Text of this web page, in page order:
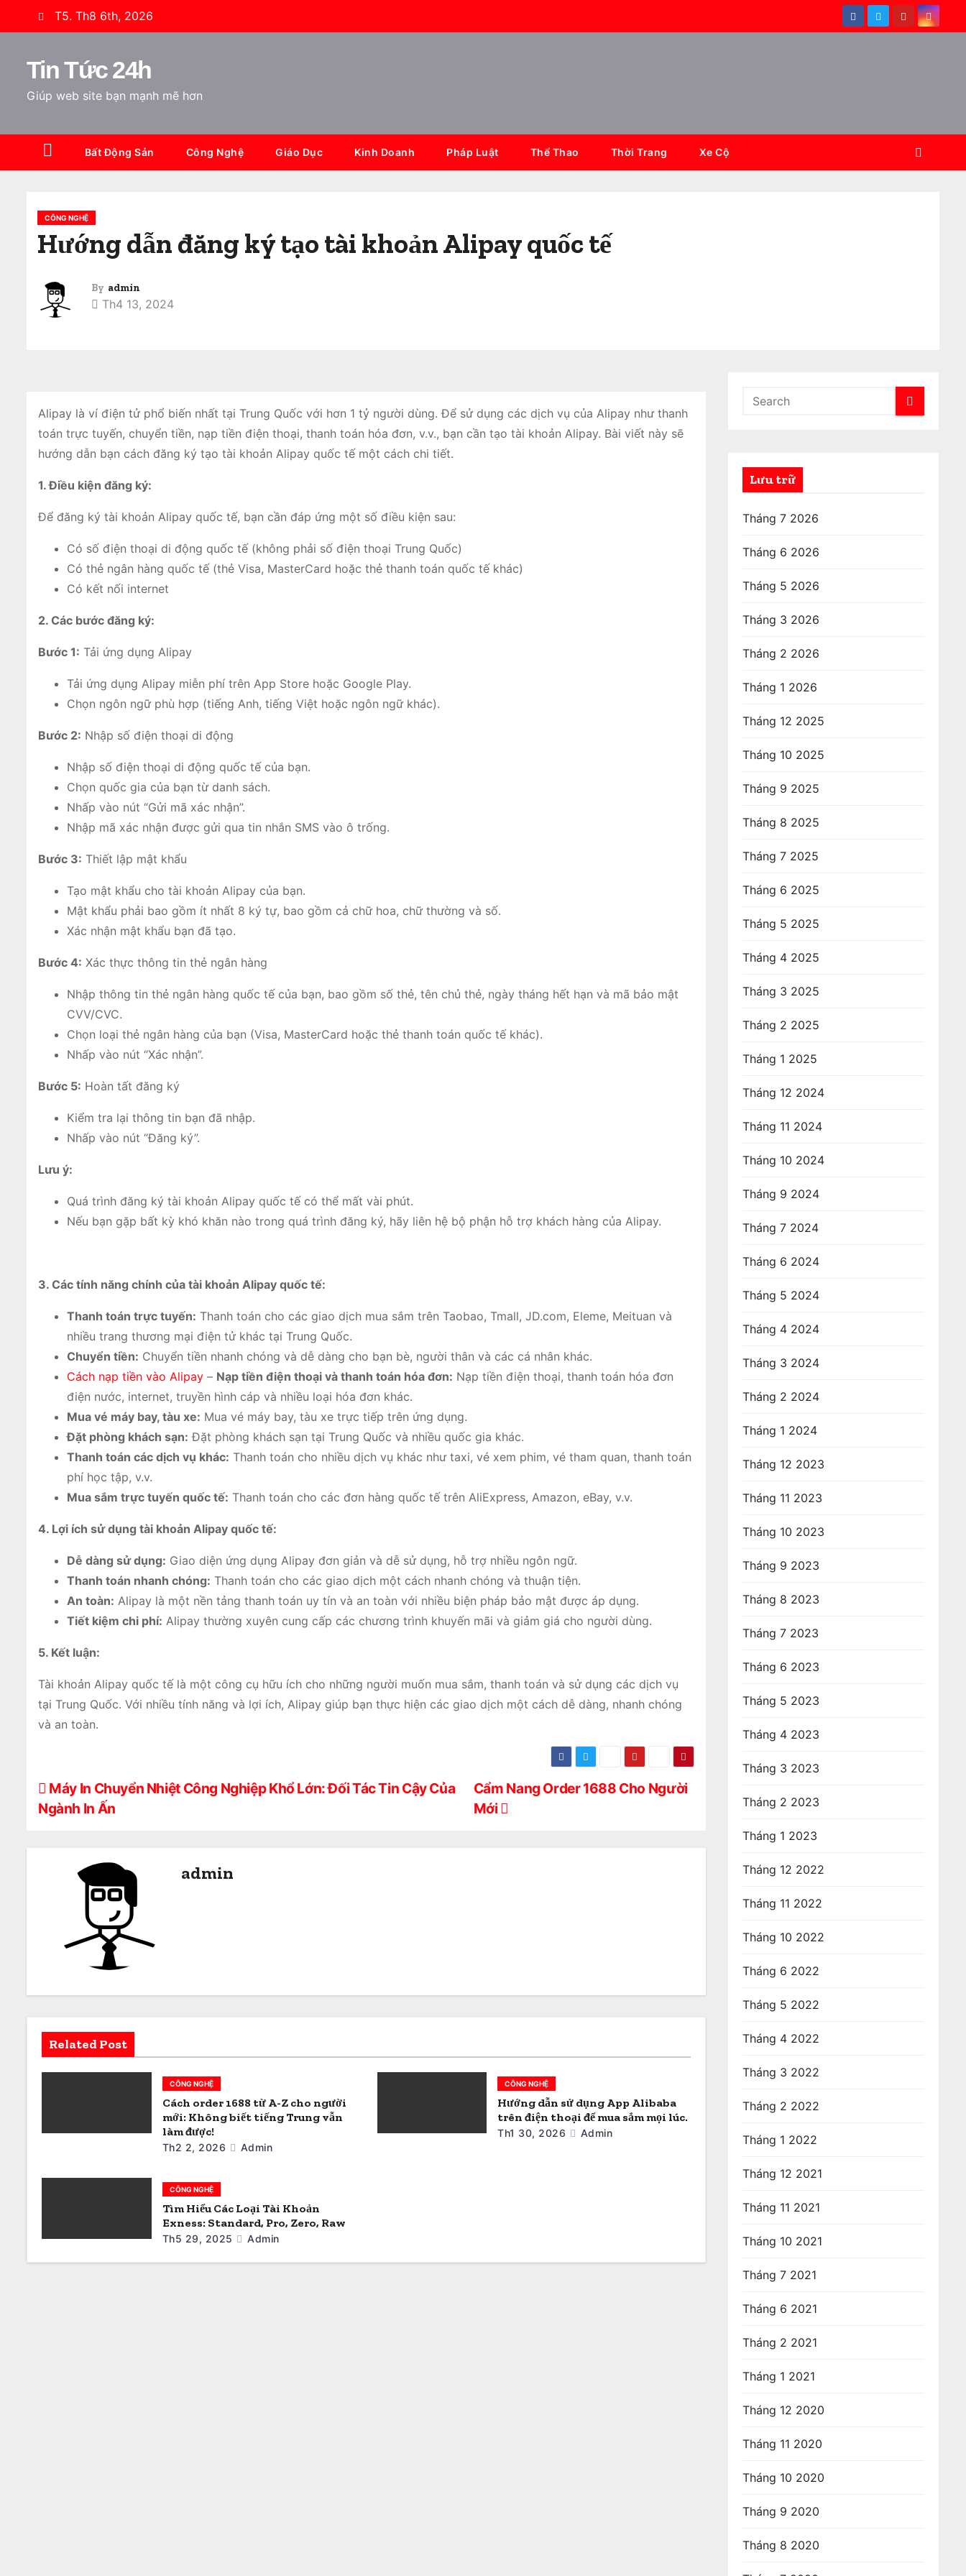
k
n
T5. Th8 6th, 2026
Tin Tức 24h
Giúp web site bạn mạnh mẽ hơn
Bất Động Sản Công Nghệ Giáo Dục Kinh Doanh Pháp Luật Thể Thao Thời Trang Xe Cộ
CÔNG NGHỆ
Hướng dẫn đăng ký tạo tài khoản Alipay quốc tế
By admin
Th4 13, 2024
Alipay là ví điện tử phổ biến nhất tại Trung Quốc với hơn 1 tỷ người dùng. Để sử dụng các dịch vụ của Alipay như thanh
toán trực tuyến, chuyển tiền, nạp tiền điện thoại, thanh toán hóa đơn, v.v., bạn cần tạo tài khoản Alipay. Bài viết này sẽ
hướng dẫn bạn cách đăng ký tạo tài khoản Alipay quốc tế một cách chi tiết.
1. Điều kiện đăng ký:
Để đăng ký tài khoản Alipay quốc tế, bạn cần đáp ứng một số điều kiện sau:
Có số điện thoại di động quốc tế (không phải số điện thoại Trung Quốc)
Có thẻ ngân hàng quốc tế (thẻ Visa, MasterCard hoặc thẻ thanh toán quốc tế khác)
Có kết nối internet
2. Các bước đăng ký:
Bước 1: Tải ứng dụng Alipay
Tải ứng dụng Alipay miễn phí trên App Store hoặc Google Play.
Chọn ngôn ngữ phù hợp (tiếng Anh, tiếng Việt hoặc ngôn ngữ khác).
Bước 2: Nhập số điện thoại di động
Nhập số điện thoại di động quốc tế của bạn.
Chọn quốc gia của bạn từ danh sách.
Nhấp vào nút “Gửi mã xác nhận”.
Nhập mã xác nhận được gửi qua tin nhắn SMS vào ô trống.
Bước 3: Thiết lập mật khẩu
Tạo mật khẩu cho tài khoản Alipay của bạn.
Mật khẩu phải bao gồm ít nhất 8 ký tự, bao gồm cả chữ hoa, chữ thường và số.
Xác nhận mật khẩu bạn đã tạo.
Bước 4: Xác thực thông tin thẻ ngân hàng
Nhập thông tin thẻ ngân hàng quốc tế của bạn, bao gồm số thẻ, tên chủ thẻ, ngày tháng hết hạn và mã bảo mật
CVV/CVC.
Chọn loại thẻ ngân hàng của bạn (Visa, MasterCard hoặc thẻ thanh toán quốc tế khác).
Nhấp vào nút “Xác nhận”.
Bước 5: Hoàn tất đăng ký
Kiểm tra lại thông tin bạn đã nhập.
Nhấp vào nút “Đăng ký”.
Lưu ý:
Quá trình đăng ký tài khoản Alipay quốc tế có thể mất vài phút.
Nếu bạn gặp bất kỳ khó khăn nào trong quá trình đăng ký, hãy liên hệ bộ phận hỗ trợ khách hàng của Alipay.
3. Các tính năng chính của tài khoản Alipay quốc tế:
Thanh toán trực tuyến: Thanh toán cho các giao dịch mua sắm trên Taobao, Tmall, JD.com, Eleme, Meituan và
nhiều trang thương mại điện tử khác tại Trung Quốc.
Chuyển tiền: Chuyển tiền nhanh chóng và dễ dàng cho bạn bè, người thân và các cá nhân khác.
Cách nạp tiền vào Alipay – Nạp tiền điện thoại và thanh toán hóa đơn: Nạp tiền điện thoại, thanh toán hóa đơn
điện nước, internet, truyền hình cáp và nhiều loại hóa đơn khác.
Mua vé máy bay, tàu xe: Mua vé máy bay, tàu xe trực tiếp trên ứng dụng.
Đặt phòng khách sạn: Đặt phòng khách sạn tại Trung Quốc và nhiều quốc gia khác.
Thanh toán các dịch vụ khác: Thanh toán cho nhiều dịch vụ khác như taxi, vé xem phim, vé tham quan, thanh toán
phí học tập, v.v.
Mua sắm trực tuyến quốc tế: Thanh toán cho các đơn hàng quốc tế trên AliExpress, Amazon, eBay, v.v.
4. Lợi ích sử dụng tài khoản Alipay quốc tế:
Dễ dàng sử dụng: Giao diện ứng dụng Alipay đơn giản và dễ sử dụng, hỗ trợ nhiều ngôn ngữ.
Thanh toán nhanh chóng: Thanh toán cho các giao dịch một cách nhanh chóng và thuận tiện.
An toàn: Alipay là một nền tảng thanh toán uy tín và an toàn với nhiều biện pháp bảo mật được áp dụng.
Tiết kiệm chi phí: Alipay thường xuyên cung cấp các chương trình khuyến mãi và giảm giá cho người dùng.
5. Kết luận:
Tài khoản Alipay quốc tế là một công cụ hữu ích cho những người muốn mua sắm, thanh toán và sử dụng các dịch vụ
tại Trung Quốc. Với nhiều tính năng và lợi ích, Alipay giúp bạn thực hiện các giao dịch một cách dễ dàng, nhanh chóng
và an toàn.
Đ
i
n
b
à
v
Cẩm Nang Order 1688 Cho Người
Mới
Máy In Chuyển Nhiệt Công Nghiệp Khổ Lớn: Đối Tác Tin Cậy Của
Ngành In Ấn
admin
Related Post
CÔNG NGHỆ
Cách order 1688 từ A-Z cho người
mới: Không biết tiếng Trung vẫn
làm được!
Th2 2, 2026 Admin
CÔNG NGHỆ
Hướng dẫn sử dụng App Alibaba
trên điện thoại để mua sắm mọi lúc.
Th1 30, 2026 Admin
CÔNG NGHỆ
Tìm Hiểu Các Loại Tài Khoản
Exness: Standard, Pro, Zero, Raw
Th5 29, 2025 Admin
Lưu trữ
Tháng 7 2026
Tháng 6 2026
Tháng 5 2026
Tháng 3 2026
Tháng 2 2026
Tháng 1 2026
Tháng 12 2025
Tháng 10 2025
Tháng 9 2025
Tháng 8 2025
Tháng 7 2025
Tháng 6 2025
Tháng 5 2025
Tháng 4 2025
Tháng 3 2025
Tháng 2 2025
Tháng 1 2025
Tháng 12 2024
Tháng 11 2024
Tháng 10 2024
Tháng 9 2024
Tháng 7 2024
Tháng 6 2024
Tháng 5 2024
Tháng 4 2024
Tháng 3 2024
Tháng 2 2024
Tháng 1 2024
Tháng 12 2023
Tháng 11 2023
Tháng 10 2023
Tháng 9 2023
Tháng 8 2023
Tháng 7 2023
Tháng 6 2023
Tháng 5 2023
Tháng 4 2023
Tháng 3 2023
Tháng 2 2023
Tháng 1 2023
Tháng 12 2022
Tháng 11 2022
Tháng 10 2022
Tháng 6 2022
Tháng 5 2022
Tháng 4 2022
Tháng 3 2022
Tháng 2 2022
Tháng 1 2022
Tháng 12 2021
Tháng 11 2021
Tháng 10 2021
Tháng 7 2021
Tháng 6 2021
Tháng 2 2021
Tháng 1 2021
Tháng 12 2020
Tháng 11 2020
Tháng 10 2020
Tháng 9 2020
Tháng 8 2020